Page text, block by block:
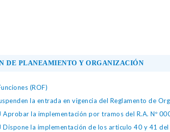
DE PLANEAMIENTO Y ORGANIZACIÓN
(ROF)
la entrada en vigencia del Reglamento de
Aprobar la implementación por tramos del R.A. Nº
Dispone la implementación de los articulo 40 y 41